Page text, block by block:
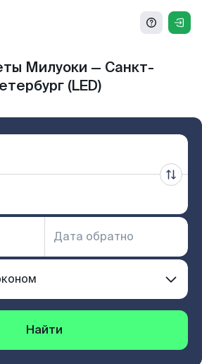
Милуоки — Санкт-
(LED)
Найти